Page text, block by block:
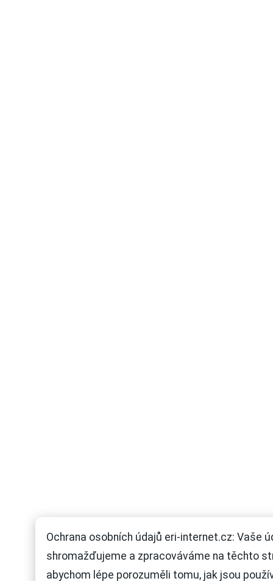
Ochrana osobních údajů eri-internet.cz: Vaše
shromažďujeme a zpracováváme na těchto
abychom lépe porozuměli tomu, jak jsou